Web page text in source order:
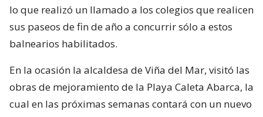
lo que realizó un llamado a los colegios que realicen
sus paseos de fin de año a concurrir sólo a estos
balnearios habilitados.
En la ocasión la alcaldesa de Viña del Mar, visitó las
obras de mejoramiento de la Playa Caleta Abarca, la
cual en las próximas semanas contará con un nuevo